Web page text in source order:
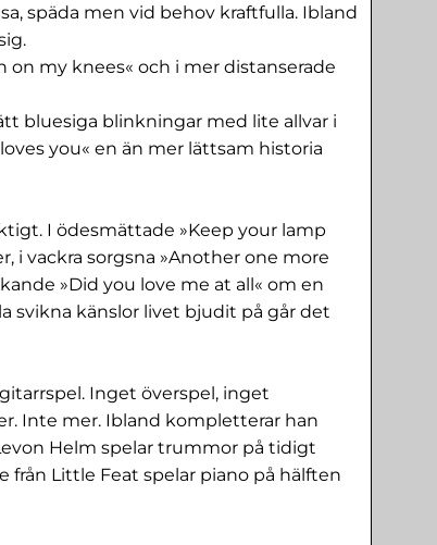
späda men vid behov kraftfulla. Ibland
my knees« och i mer distanserade
bluesiga blinkningar med lite allvar i
you« en än mer lättsam historia
I ödesmättade »Keep your lamp
i vackra sorgsna »Another one more
»Did you love me at all« om en
svikna känslor livet bjudit på går det
Inget överspel, inget
Inte mer. Ibland kompletterar han
Helm spelar trummor på tidigt
från Little Feat spelar piano på hälften